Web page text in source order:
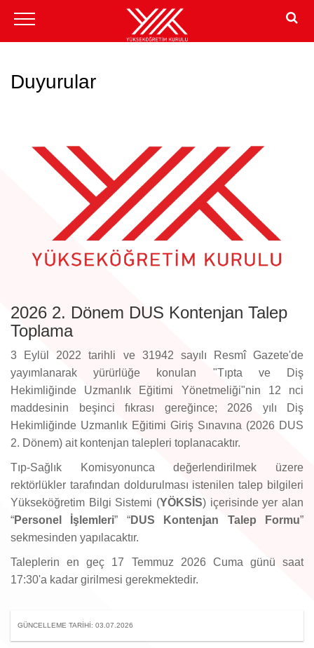
Duyurular
2026 2. Dönem DUS Kontenjan Talep
Toplama
3 Eylül 2022 tarihli ve 31942 sayılı Resmî Gazete'de
yayımlanarak yürürlüğe konulan "Tıpta ve Diş
Hekimliğinde Uzmanlık Eğitimi Yönetmeliği"nin 12 nci
maddesinin beşinci fıkrası gereğince; 2026 yılı Diş
Hekimliğinde Uzmanlık Eğitimi Giriş Sınavına (2026 DUS
2. Dönem) ait kontenjan talepleri toplanacaktır.
Tıp-Sağlık Komisyonunca değerlendirilmek üzere
rektörlükler tarafından doldurulması istenilen talep bilgileri
Yükseköğretim Bilgi Sistemi (YÖKSİS) içerisinde yer alan
“Personel İşlemleri” “DUS Kontenjan Talep Formu”
sekmesinden yapılacaktır.
Taleplerin en geç 17 Temmuz 2026 Cuma günü saat
17:30'a kadar girilmesi gerekmektedir.
GÜNCELLEME TARIHI: 03.07.2026